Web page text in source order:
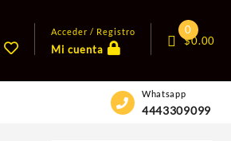
Acceder / Registro
Mi cuenta
0
$0.00
Whatsapp
4443309099